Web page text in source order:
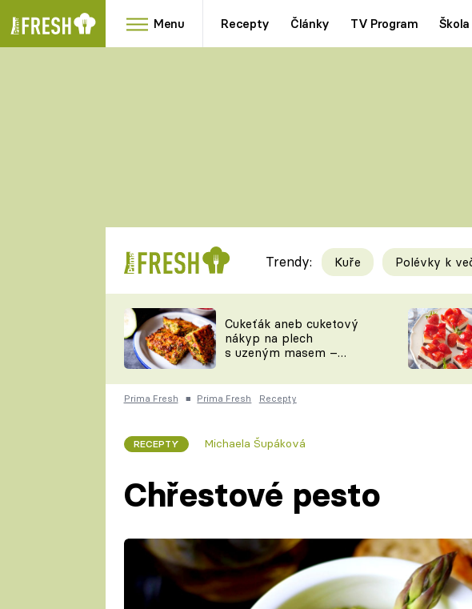
Menu Recepty Články TV Program
RYCHLOVKY
Videorecepty
TEĎ VAŘÍ ŠÉF!
ČESKO NA TALÍŘI
KUCHAŘKA
Trendy: Kuře Polévky k
Cukeťák aneb cuketový
nákyp na plech
s uzeným masem –
zpracovat přerostlé
cukety
Prima Fresh ■ Prima Fresh Recepty
RECEPTY Michaela Šupáková
Chřestové pesto